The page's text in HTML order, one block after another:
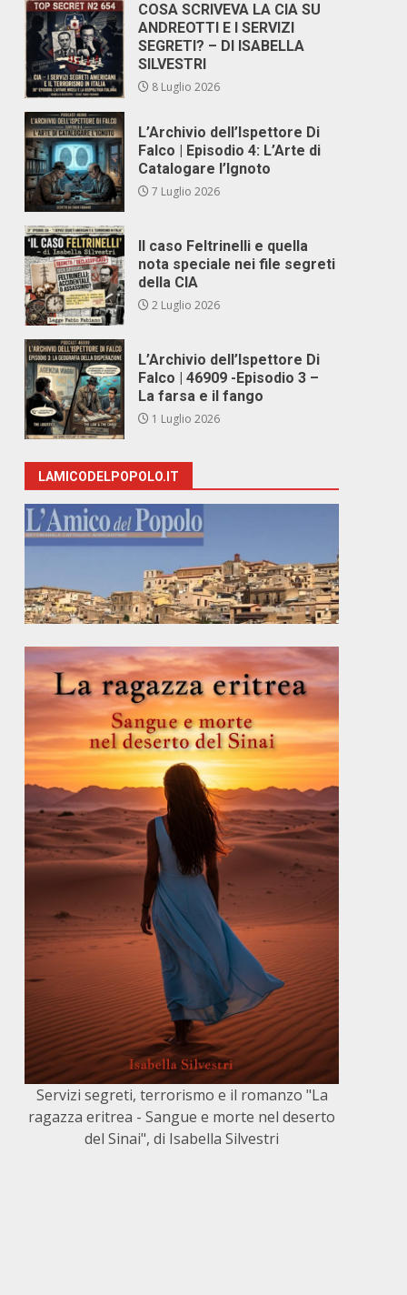
COSA SCRIVEVA LA CIA SU
ANDREOTTI E I SERVIZI
SEGRETI? – DI ISABELLA
SILVESTRI
8 Luglio 2026
L’Archivio dell’Ispettore Di
Falco | Episodio 4: L’Arte di
Catalogare l’Ignoto
7 Luglio 2026
Il caso Feltrinelli e quella
nota speciale nei file segreti
della CIA
2 Luglio 2026
L’Archivio dell’Ispettore Di
Falco | 46909 -Episodio 3 –
La farsa e il fango
1 Luglio 2026
LAMICODELPOPOLO.IT
Servizi segreti, terrorismo e il romanzo "La
ragazza eritrea - Sangue e morte nel deserto
del Sinai", di Isabella Silvestri